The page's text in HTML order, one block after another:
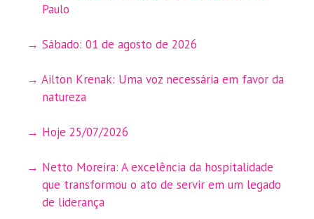
Paulo
Sábado: 01 de agosto de 2026
Ailton Krenak: Uma voz necessária em favor da
natureza
Hoje 25/07/2026
Netto Moreira: A excelência da hospitalidade
que transformou o ato de servir em um legado
de liderança